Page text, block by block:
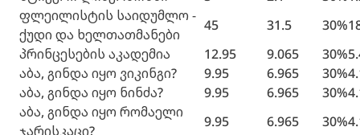
ფლეილისტის საიდუმლო -
ქუდი და ხელთათმანები
45 31.5 30%
პრინცესების აკადემია
12.95 9.065 30%
აბა, გინდა იყო ვიკინგი?
9.95 6.965 30%
აბა, გინდა იყო ნინძა?
9.95 6.965 30%
აბა, გინდა იყო რომაელი
ჯარისკაცი?
9.95 6.965 30%